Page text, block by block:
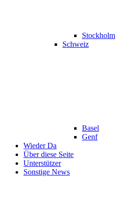
Stockholm
Schweiz
Basel
Genf
Wieder Da
Über diese Seite
Unterstützer
Sonstige News